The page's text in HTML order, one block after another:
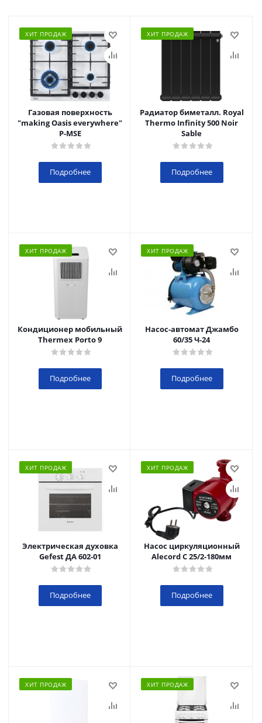
ХИТ ПРОДАЖ
Газовая поверхность
"making Oasis everywhere"
P-MSE
Подробнее
ХИТ ПРОДАЖ
Радиатор биметалл. Royal
Thermo Infinity 500 Noir
Sable
Подробнее
ХИТ ПРОДАЖ
Кондиционер мобильный
Thermex Porto 9
Подробнее
ХИТ ПРОДАЖ
Насос-автомат Джамбо
60/35 Ч-24
Подробнее
ХИТ ПРОДАЖ
Электрическая духовка
Gefest ДА 602-01
Подробнее
ХИТ ПРОДАЖ
Насос циркуляционный
Alecord C 25/2-180мм
Подробнее
ХИТ ПРОДАЖ ХИТ ПРОДАЖ